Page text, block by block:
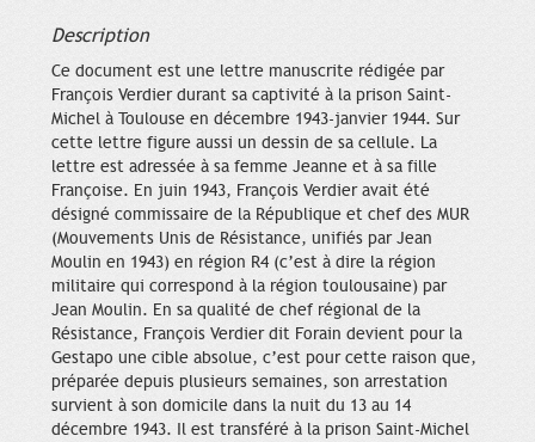
Description
Ce document est une lettre manuscrite rédigée par
François Verdier durant sa captivité à la prison Saint-
Michel à Toulouse en décembre 1943-janvier 1944. Sur
cette lettre figure aussi un dessin de sa cellule. La
lettre est adressée à sa femme Jeanne et à sa fille
Françoise. En juin 1943, François Verdier avait été
désigné commissaire de la République et chef des MUR
(Mouvements Unis de Résistance, unifiés par Jean
Moulin en 1943) en région R4 (c’est à dire la région
militaire qui correspond à la région toulousaine) par
Jean Moulin. En sa qualité de chef régional de la
Résistance, François Verdier dit Forain devient pour la
Gestapo une cible absolue, c’est pour cette raison que,
préparée depuis plusieurs semaines, son arrestation
survient à son domicile dans la nuit du 13 au 14
décembre 1943. Il est transféré à la prison Saint-Michel